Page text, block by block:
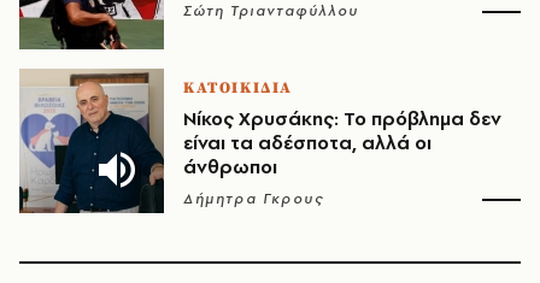
Σώτη Τριανταφύλλου
ΚΑΤΟΙΚΙΔΙΑ
Νίκος Χρυσάκης: Το πρόβλημα δεν
είναι τα αδέσποτα, αλλά οι
άνθρωποι
Δήμητρα Γκρους